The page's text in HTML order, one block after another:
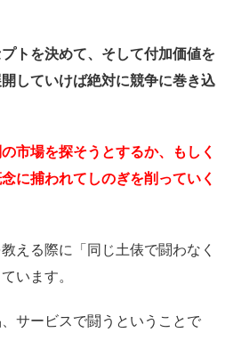
トを決めて、 そして付加価値を
していけば絶対に競争に巻き込
の市場を探そうとするか、
もしく
に捕われて しのぎを削っていく
える際に「同じ土俵で闘わなく
います。
サービスで闘うということで